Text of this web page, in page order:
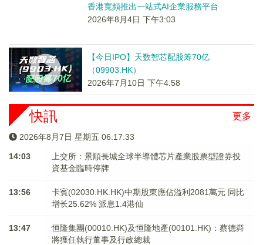
香港寬頻推出一站式AI企業服務平台
2026年8月4日 下午3:03
【今日IPO】天数智芯配股筹70亿
（09903.HK）
2026年7月10日 下午4:58
更多
快訊
2026年8月7日 星期五 06:17:34
14:03
上交所：景順長城全球半導體芯片產業股票型證券投
資基金臨時停牌
13:56
卡賓(02030.HK.HK)中期股東應佔溢利2081萬元 同比
增长25.62% 派息1.4港仙
13:47
恒隆集團(00010.HK)及恒隆地產(00101.HK)：蔡德粦
將獲任執行董事及行政總裁